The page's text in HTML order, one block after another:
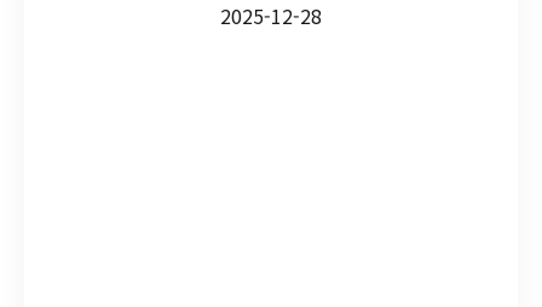
2025-12-28